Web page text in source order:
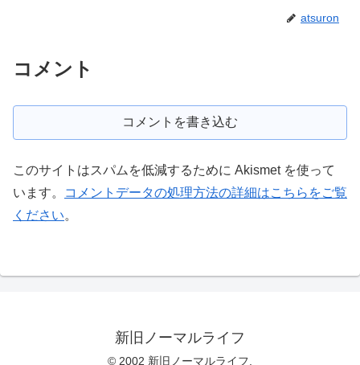
atsuron
コメント
コメントを書き込む
このサイトはスパムを低減するために Akismet を使って
います。
コメントデータの処理方法の詳細はこちらをご覧
ください。
新旧ノーマルライフ
© 2002 新旧ノーマルライフ.